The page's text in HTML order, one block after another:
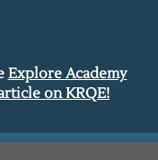
Explore Academy
on KRQE!